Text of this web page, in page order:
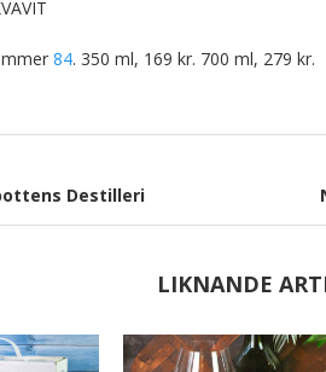
84. 350 ml, 169 kr. 700 ml, 279 kr.
Destilleri
LIKNANDE